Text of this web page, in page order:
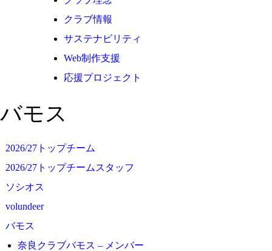
クラブ情報
サステナビリティ
Web制作支援
応援プロジェクト
バモス
2026/27トップチーム
2026/27トップチームスタッフ
ソシオス
volundeer
バモス
奈良クラブバモス – メンバー